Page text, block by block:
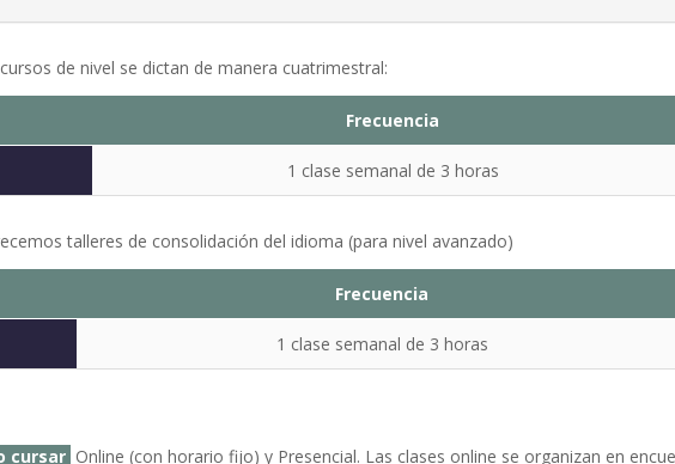
de nivel se dictan de manera cuatrimestral:
Frecuencia
1 clase semanal de 3 horas
talleres de consolidación del idioma (para nivel avanzado)
Frecuencia
1 clase semanal de 3 horas
cursar Online (con horario fijo) y Presencial. Las clases online se organizan en